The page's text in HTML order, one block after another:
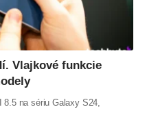
Vlajkové funkcie
na sériu Galaxy S24,